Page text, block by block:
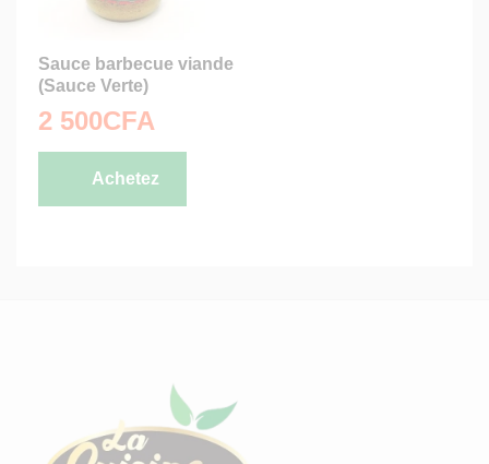
Sauce barbecue viande
(Sauce Verte)
2 500CFA
Achetez